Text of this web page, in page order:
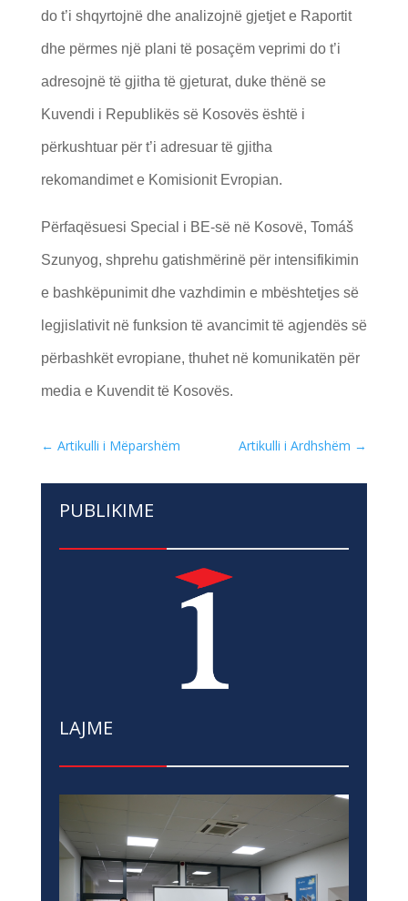
do t’i shqyrtojnë dhe analizojnë gjetjet e Raportit
dhe përmes një plani të posaçëm veprimi do t’i
adresojnë të gjitha të gjeturat, duke thënë se
Kuvendi i Republikës së Kosovës është i
përkushtuar për t’i adresuar të gjitha
rekomandimet e Komisionit Evropian.
Përfaqësuesi Special i BE-së në Kosovë, Tomáš
Szunyog, shprehu gatishmërinë për intensifikimin
e bashkëpunimit dhe vazhdimin e mbështetjes së
legjislativit në funksion të avancimit të agjendës së
përbashkët evropiane, thuhet në komunikatën për
media e Kuvendit të Kosovës.
← Artikulli i Mëparshëm Artikulli i Ardhshëm →
PUBLIKIME
LAJME